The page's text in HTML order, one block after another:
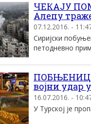
ЧЕКАЈУ
Алепу
07.12.2016. -
Сиријски
петодневно
војни удар
16.07.2016. -
У Турској је